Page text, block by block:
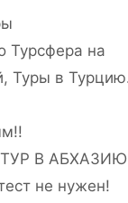
Турсфера на
, Туры в
В
не нужен!